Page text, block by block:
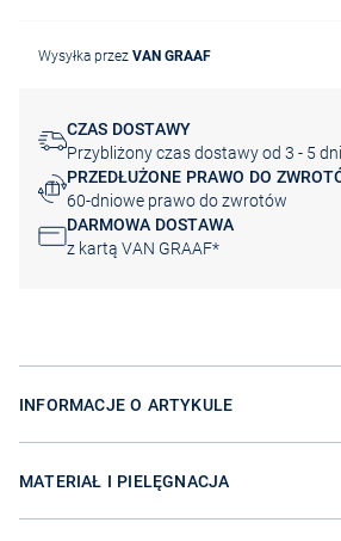
Wysyłka przez VAN GRAAF
CZAS DOSTAWY
Przybliżony czas dostawy od 3 - 5
PRZEDŁUŻONE PRAWO DO
60-dniowe prawo do zwrotów
DARMOWA DOSTAWA
z kartą VAN GRAAF*
INFORMACJE O ARTYKULE
MATERIAŁ I PIELĘGNACJA